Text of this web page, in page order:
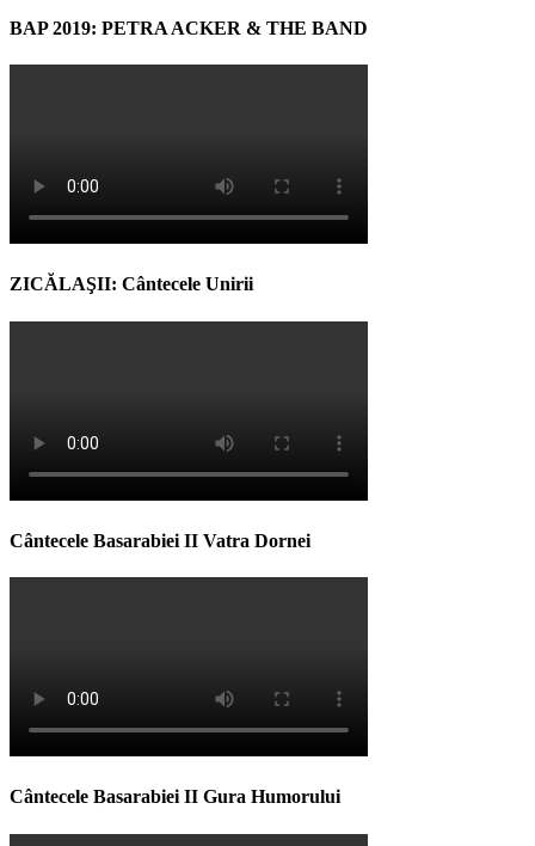
BAP 2019: PETRA ACKER & THE BAND
ZICĂLAŞII: Cântecele Unirii
Cântecele Basarabiei II Vatra Dornei
Cântecele Basarabiei II Gura Humorului